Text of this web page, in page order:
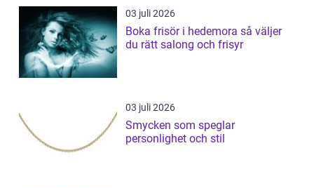
03 juli 2026
Boka frisör i hedemora så väljer
du rätt salong och frisyr
03 juli 2026
Smycken som speglar
personlighet och stil